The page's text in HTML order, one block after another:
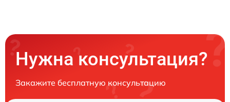
Нужна консультация?
Закажите бесплатную консультацию